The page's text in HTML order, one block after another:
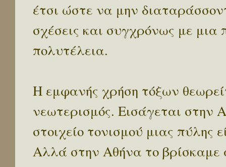
έτσι ώστε να μην
σχέσεις και συγχρόνως με
πολυτέλεια.
Η εμφανής χρήση τόξων
νεωτερισμός. Εισάγεται
στοιχείο τονισμού μιας πύλης
Αλλά στην Αθήνα το βρίσκαμε